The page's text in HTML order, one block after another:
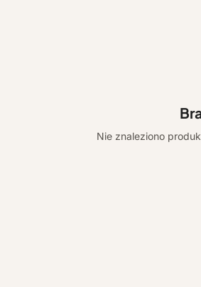
Nie znaleziono